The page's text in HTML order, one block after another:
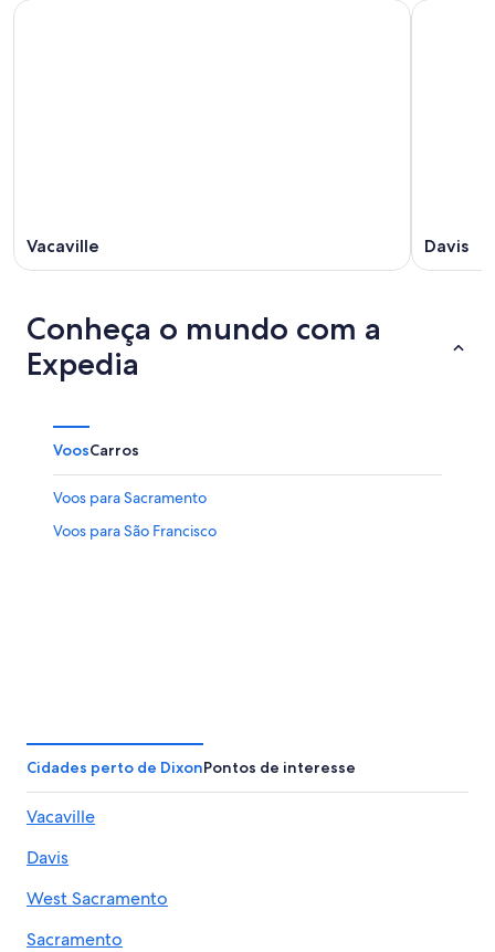
Vacaville Davis
Conheça o mundo com a
Expedia
VoosCarros
Voos para Sacramento
Voos para São Francisco
Cidades perto de DixonPontos de interesse
Vacaville
Davis
West Sacramento
Sacramento